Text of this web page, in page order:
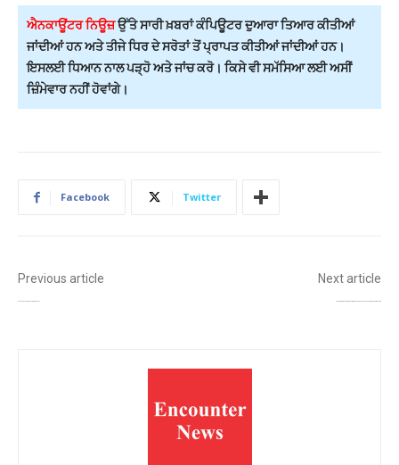
ਐਨਕਾਊਂਟਰ ਨਿਊਜ਼ਉੱਤੇ ਸਾਰੀ ਖ਼ਬਰਾਂ ਕੰਪਿਊਟਰ ਦੁਆਰਾ ਤਿਆਰ ਕੀਤੀਆਂ
ਜਾਂਦੀਆਂ ਹਨ ਅਤੇ ਤੀਜੇ ਧਿਰ ਦੇ ਸਰੋਤਾਂ ਤੋਂ ਪ੍ਰਾਪਤ ਕੀਤੀਆਂ ਜਾਂਦੀਆਂ ਹਨ।
ਇਸਲਈ ਧਿਆਨ ਨਾਲ ਪੜ੍ਹੋ ਅਤੇ ਜਾਂਚ ਕਰੋ। ਕਿਸੇ ਵੀ ਸਮੱਸਿਆ ਲਈ ਅਸੀਂ
ਜ਼ਿੰਮੇਵਾਰ ਨਹੀਂ ਹੋਵਾਂਗੇ।
Facebook Twitter
Previous article Next article